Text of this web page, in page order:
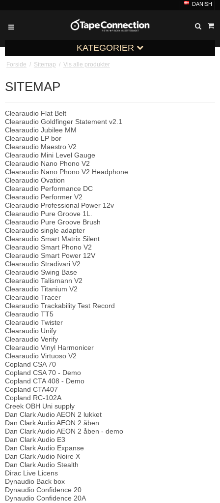
DANISH
KATEGORIER
Forside / Sitemap / Vis alle produkter
SITEMAP
Clearaudio Flat Belt
Clearaudio Goldfinger Statement v2.1
Clearaudio Jubilee MM
Clearaudio LP bor
Clearaudio Maestro V2
Clearaudio Mini Level Gauge
Clearaudio Nano Phono V2
Clearaudio Nano Phono V2 Headphone
Clearaudio Ovation
Clearaudio Performance DC
Clearaudio Performer V2
Clearaudio Professional Power 12v
Clearaudio Pure Groove 1L.
Clearaudio Pure Groove Brush
Clearaudio single adapter
Clearaudio Smart Matrix Silent
Clearaudio Smart Phono V2
Clearaudio Smart Power 12V
Clearaudio Stradivari V2
Clearaudio Swing Base
Clearaudio Talismann V2
Clearaudio Titanium V2
Clearaudio Tracer
Clearaudio Trackability Test Record
Clearaudio TT5
Clearaudio Twister
Clearaudio Unify
Clearaudio Verify
Clearaudio Vinyl Harmonicer
Clearaudio Virtuoso V2
Copland CSA 70
Copland CSA 70 - Demo
Copland CTA 408 - Demo
Copland CTA407
Copland RC-102A
Creek OBH Uni supply
Dan Clark Audio AEON 2 lukket
Dan Clark Audio AEON 2 åben
Dan Clark Audio AEON 2 åben - demo
Dan Clark Audio E3
Dan Clark Audio Expanse
Dan Clark Audio Noire X
Dan Clark Audio Stealth
Dirac Live Licens
Dynaudio Back box
Dynaudio Confidence 20
Dynaudio Confidence 20A